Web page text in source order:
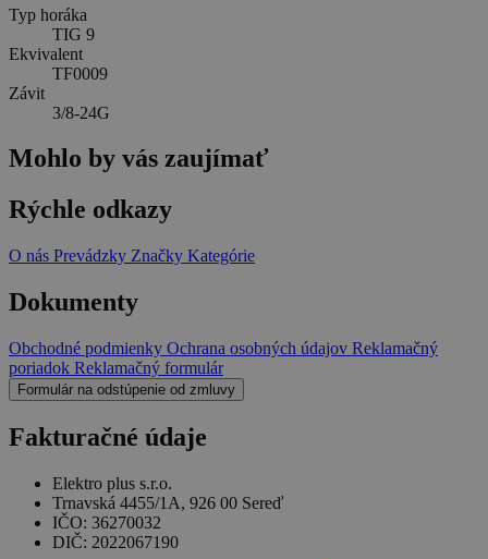
Typ horáka
TIG 9
Ekvivalent
TF0009
Závit
3/8-24G
Mohlo by vás zaujímať
Rýchle odkazy
O nás Prevádzky Značky Kategórie
Dokumenty
Obchodné podmienky Ochrana osobných údajov Reklamačný
poriadok Reklamačný formulár
Formulár na odstúpenie od zmluvy
Fakturačné údaje
Elektro plus s.r.o.
Trnavská 4455/1A, 926 00 Sereď
IČO: 36270032
DIČ: 2022067190